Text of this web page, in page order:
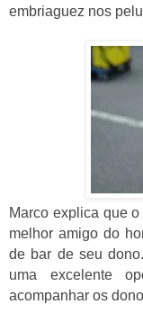
embriaguez nos
Marco explica que
melhor amigo do
de bar de seu
uma excelente
acompanhar os